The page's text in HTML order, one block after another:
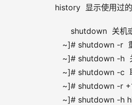
history  显示使用过的
shutdown  关机
~]# shutdown -r
~]# shutdown -h
~]# shutdown -c  取
~]# shutdown -r +10
~]# shutdown -h